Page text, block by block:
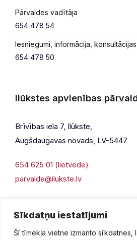
Sīkdatņu iestatījumi
Šī tīmekļa vietne izmanto sīkdatnes,
Pārvaldes vadītāja
654 478 54
Iesniegumi, informācija,
654 478 50
Ilūkstes apvienības
Brīvības iela 7, Ilūkste,
Augšdaugavas novads, LV-5447
654 625 01 (lietvede)
parvalde@ilukste.lv